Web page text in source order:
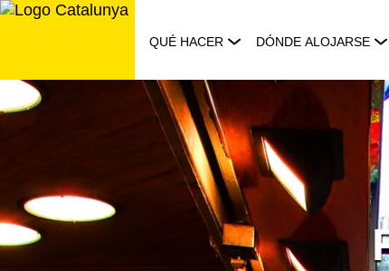
Saltar
QUÉ HACER DÓNDE ALOJARSE